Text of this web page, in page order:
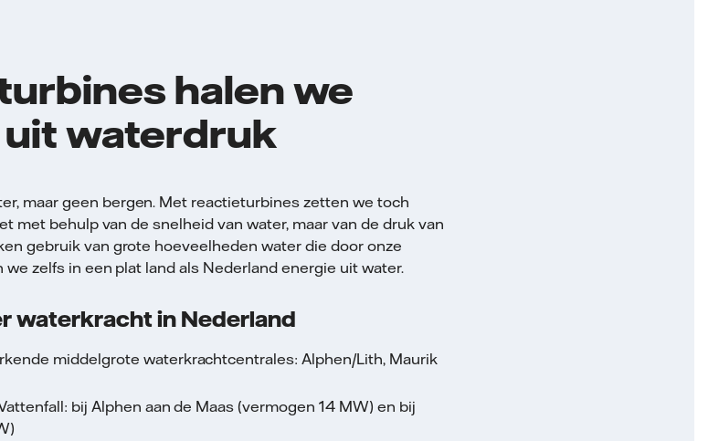
halen we
waterdruk
maar geen bergen. Met reactieturbines zetten we toch
met behulp van de snelheid van water, maar van de druk van
gebruik van grote hoeveelheden water die door onze
zelfs in een plat land als Nederland energie uit water.
waterkracht in Nederland
middelgrote waterkrachtcentrales: Alphen/Lith, Maurik
bij Alphen aan de Maas (vermogen 14 MW) en bij